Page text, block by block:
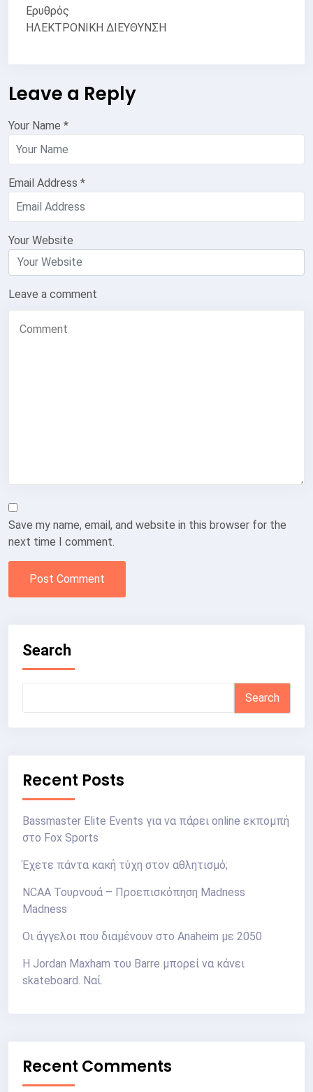
Ερυθρός
ΗΛΕΚΤΡΟΝΙΚΗ ΔΙΕΥΘΥΝΣΗ
Leave a Reply
Your Name *
Email Address *
Your Website
Leave a comment
Save my name, email, and website in this browser for the
next time I comment.
Search
Search
Recent Posts
Bassmaster Elite Events για να πάρει online εκπομπή
στο Fox Sports
Έχετε πάντα κακή τύχη στον αθλητισμό;
NCAA Τουρνουά – Προεπισκόπηση Madness
Madness
Οι άγγελοι που διαμένουν στο Anaheim με 2050
Η Jordan Maxham του Barre μπορεί να κάνει
skateboard. Ναί.
Recent Comments